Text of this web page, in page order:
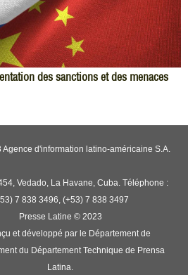
des sanctions et des menaces
d'information latino-américaine S.A.
Vedado, La Havane, Cuba. Téléphone :
7 838 3496, (+53) 7 838 3497
Presse Latine © 2023
et développé par le Département de
du Département Technique de Prensa
Latina.